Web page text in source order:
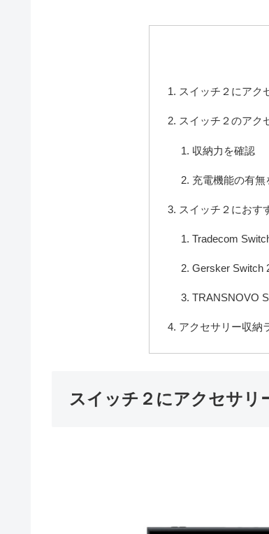
スイッチ２にアク
スイッチ２のアク
収納力を確認
充電機能の有無
スイッチ２におす
Tradecom
Gersker Switch
TRANSNOVO
アクセサリー収納
スイッチ２にアクセサリ